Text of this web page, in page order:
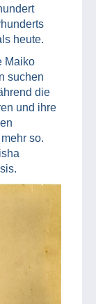
heute.
Maiko
suchen
die
und ihre
so.